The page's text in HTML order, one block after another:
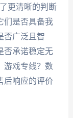
更清晰的判断
们是否具备我
否广泛且智
否承诺稳定无
游戏专线？数
后响应的评价